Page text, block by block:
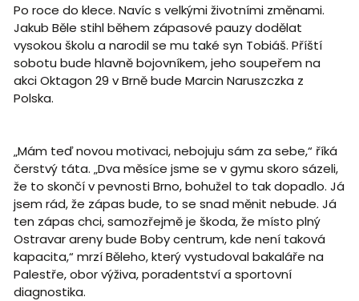
Po roce do klece. Navíc s velkými životními změnami.
Jakub Běle stihl během zápasové pauzy dodělat
vysokou školu a narodil se mu také syn Tobiáš. Příští
sobotu bude hlavně bojovníkem, jeho soupeřem na
akci Oktagon 29 v Brně bude Marcin Naruszczka z
Polska.
„Mám teď novou motivaci, nebojuju sám za sebe,“ říká
čerstvý táta. „Dva měsíce jsme se v gymu skoro sázeli,
že to skončí v pevnosti Brno, bohužel to tak dopadlo. Já
jsem rád, že zápas bude, to se snad měnit nebude. Já
ten zápas chci, samozřejmě je škoda, že místo plný
Ostravar areny bude Boby centrum, kde není taková
kapacita,“ mrzí Běleho, který vystudoval bakaláře na
Palestře, obor výživa, poradentství a sportovní
diagnostika.